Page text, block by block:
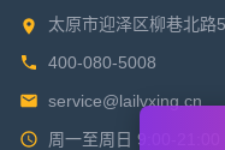
太原市迎泽区柳巷北路
400-080-5008
service@lailvxing.cn
周一至周日 9:00-21:00